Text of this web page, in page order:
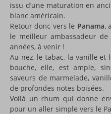
issu d’une maturation en
blanc américain.
Retour donc vers le Panama,
le meilleur ambassadeur
années, à venir !
Au nez, le tabac, la vanille et
bouche, elle, est ample,
saveurs de marmelade,
de profondes notes boisées.
Voilà un rhum qui donne
pour un aller simple vers le